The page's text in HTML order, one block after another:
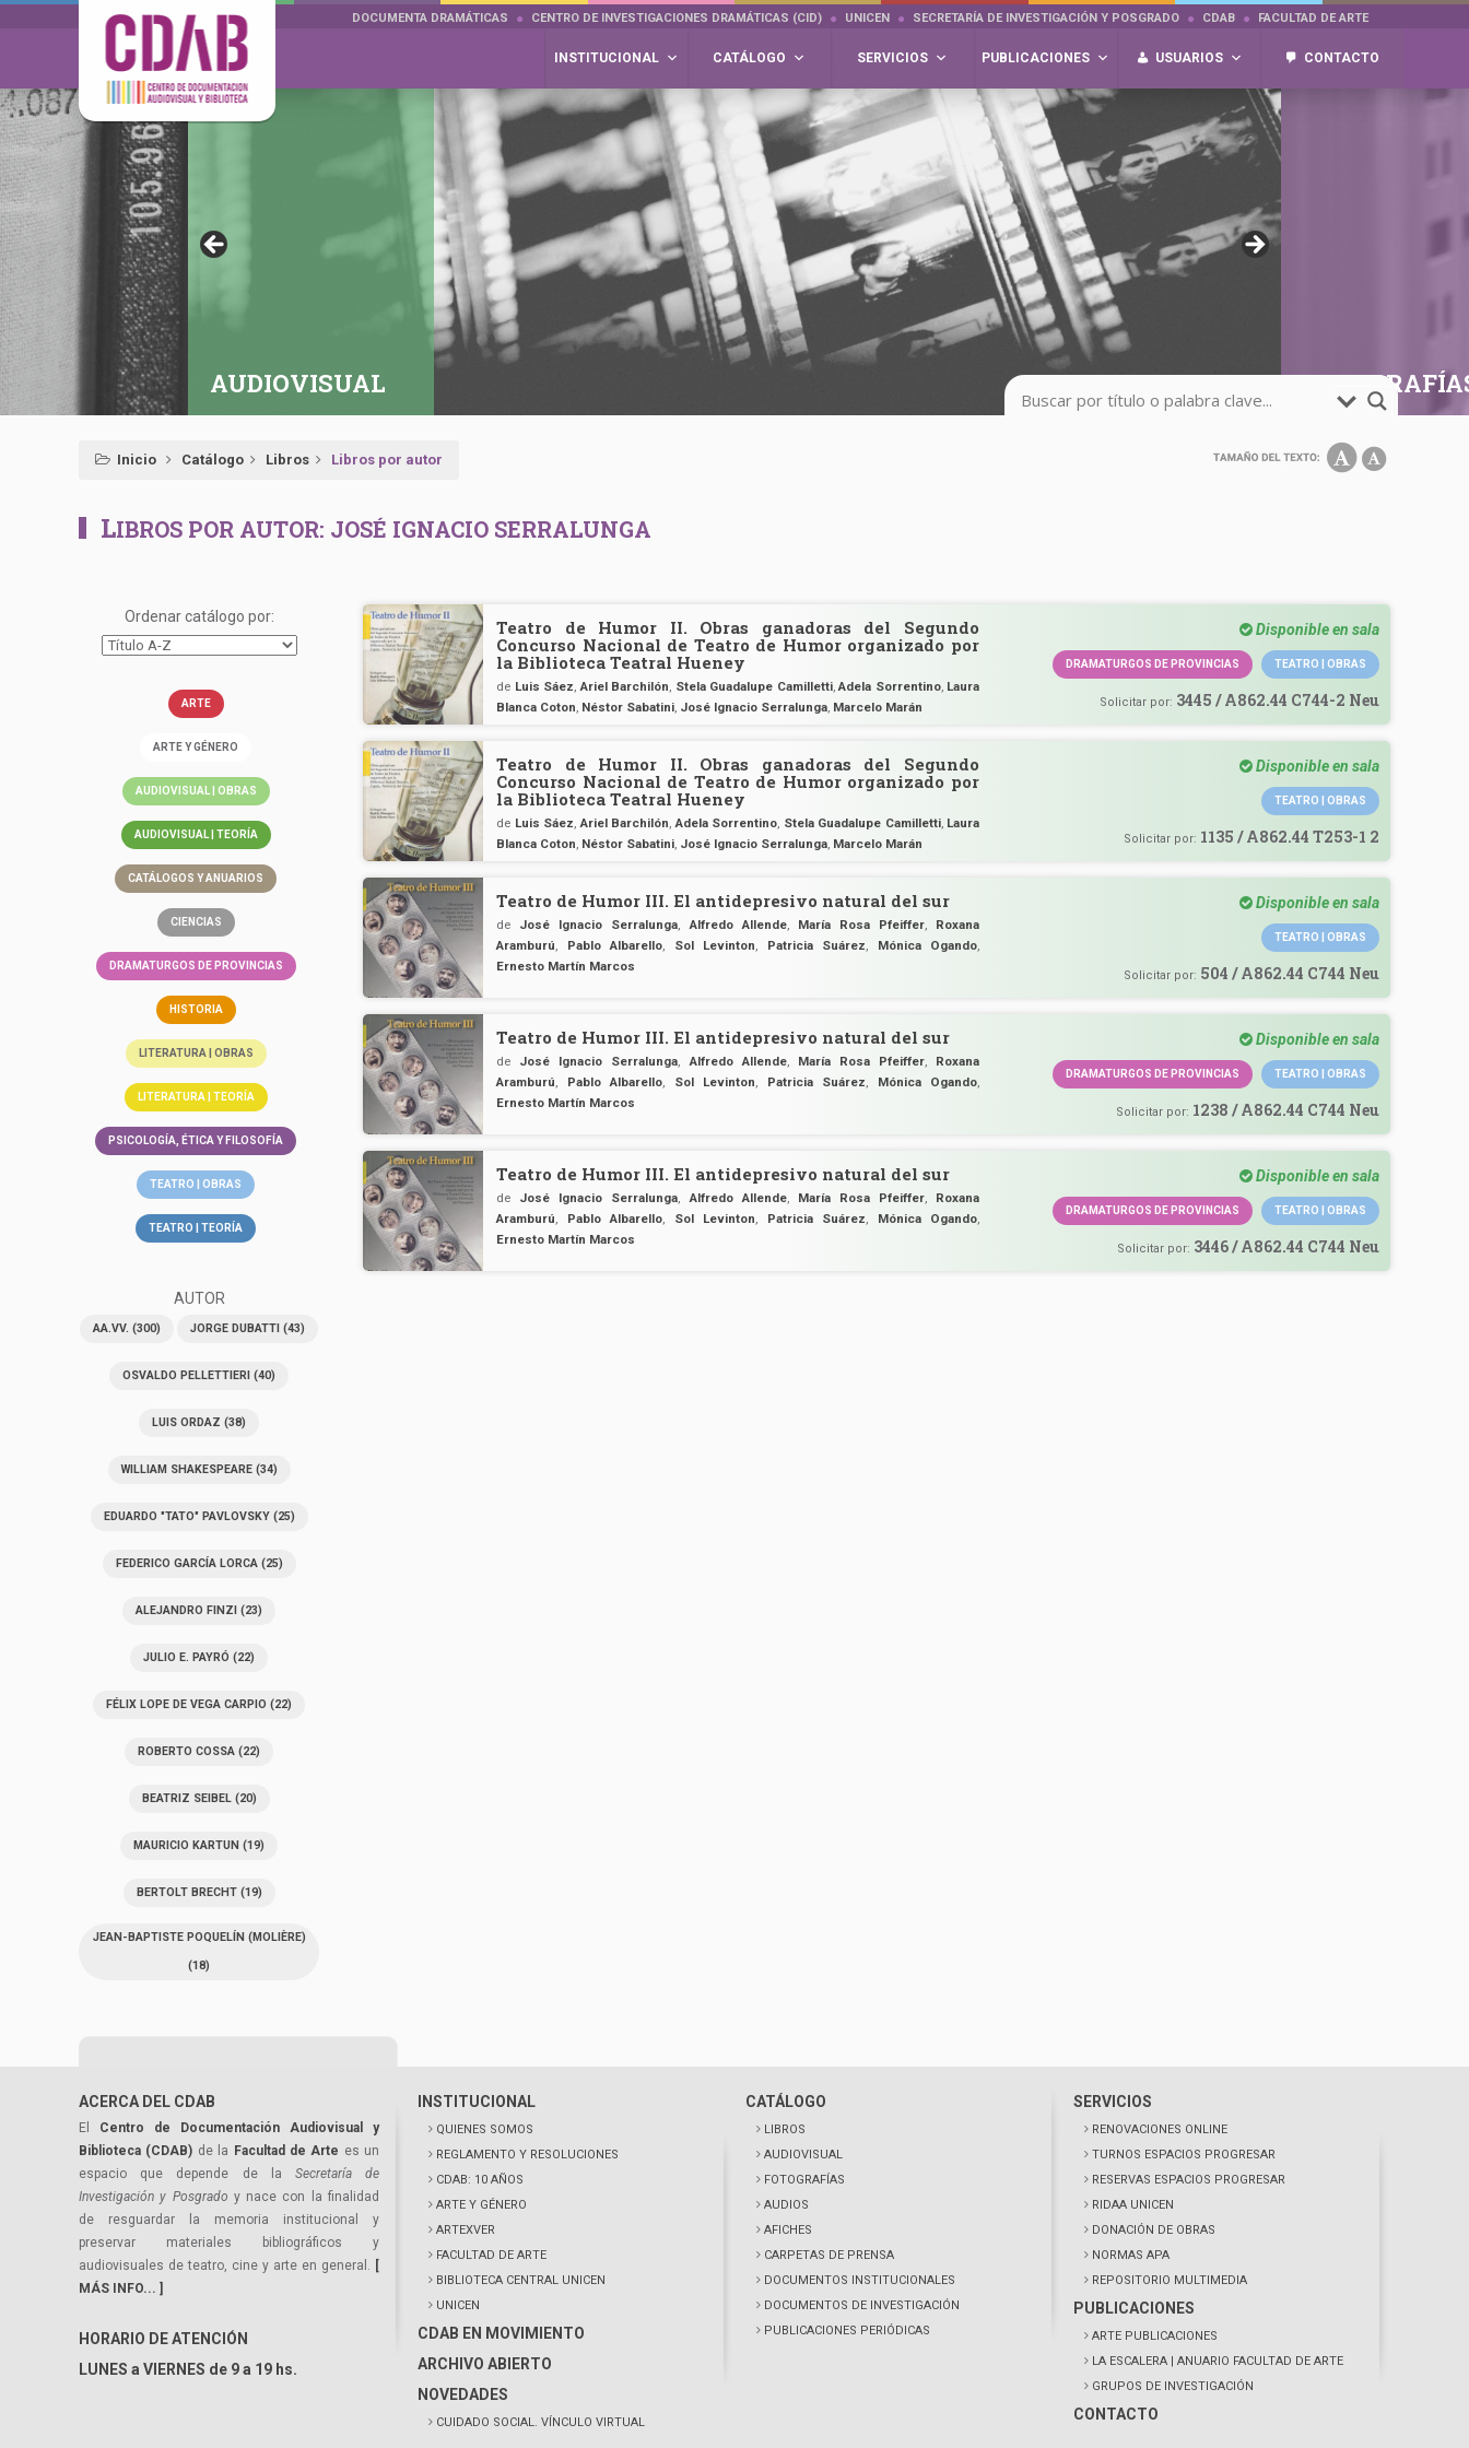
DOCUMENTA DRAMÁTICAS CENTRO DE INVESTIGACIONES DRAMÁTICAS (CID) UNICEN SECRETARÍA DE INVESTIGACIÓN Y POSGRADO CDAB FACULTAD DE ARTE
INSTITUCIONAL CATÁLOGO SERVICIOS PUBLICACIONES USUARIOS CONTACTO
AUDIOVISUAL
Inicio Catálogo Libros Libros por autor
LIBROS POR AUTOR: JOSÉ IGNACIO SERRALUNGA
Ordenar catálogo por:
ARTE
ARTE Y GÉNERO
AUDIOVISUAL | OBRAS
AUDIOVISUAL | TEORÍA
CATÁLOGOS Y ANUARIOS
CIENCIAS
DRAMATURGOS DE PROVINCIAS
HISTORIA
LITERATURA | OBRAS
LITERATURA | TEORÍA
PSICOLOGÍA, ÉTICA Y FILOSOFÍA
TEATRO | OBRAS
TEATRO | TEORÍA
AUTOR
AA.VV. (300) JORGE DUBATTI (43)
OSVALDO PELLETTIERI (40)
LUIS ORDAZ (38)
WILLIAM SHAKESPEARE(34)
EDUARDO "TATO" PAVLOVSKY(25)
FEDERICO GARCÍA LORCA(25)
ALEJANDRO FINZI (23)
JULIO E. PAYRÓ (22)
FÉLIX LOPE DE VEGA CARPIO (22)
ROBERTO COSSA (22)
BEATRIZ SEIBEL(20)
MAURICIO KARTUN (19)
BERTOLT BRECHT(19)
JEAN-BAPTISTE POQUELÍN (MOLIÈRE)
(18)
Teatro de Humor II. Obras ganadoras del Segundo
Concurso Nacional de Teatro de Humor organizado por
la Biblioteca Teatral Hueney
de Luis Sáez,Ariel Barchilón, Stela Guadalupe Camilletti,Adela Sorrentino, Laura
Blanca Coton, Néstor Sabatini, José Ignacio Serralunga, Marcelo Marán
Disponible en sala
DRAMATURGOS DE PROVINCIAS TEATRO | OBRAS
Solicitar por: 3445 / A862.44 C744-2 Neu
Teatro de Humor II. Obras ganadoras del Segundo
Concurso Nacional de Teatro de Humor organizado por
la Biblioteca Teatral Hueney
de Luis Sáez,Ariel Barchilón,Adela Sorrentino, Stela Guadalupe Camilletti, Laura
Blanca Coton, Néstor Sabatini, José Ignacio Serralunga, Marcelo Marán
Disponible en sala
TEATRO | OBRAS
Solicitar por: 1135 / A862.44 T253-1 2
Teatro de Humor III. El antidepresivo natural del sur
de José Ignacio Serralunga,Alfredo Allende, María Rosa Pfeiffer, Roxana
Aramburú, Pablo Albarello, Sol Levinton, Patricia Suárez, Mónica Ogando,
Ernesto Martín Marcos
Disponible en sala
TEATRO | OBRAS
Solicitar por: 504 / A862.44 C744 Neu
Teatro de Humor III. El antidepresivo natural del sur
de José Ignacio Serralunga,Alfredo Allende, María Rosa Pfeiffer, Roxana
Aramburú, Pablo Albarello, Sol Levinton, Patricia Suárez, Mónica Ogando,
Ernesto Martín Marcos
Disponible en sala
DRAMATURGOS DE PROVINCIAS TEATRO | OBRAS
Solicitar por: 1238 / A862.44 C744 Neu
Teatro de Humor III. El antidepresivo natural del sur
de José Ignacio Serralunga,Alfredo Allende, María Rosa Pfeiffer, Roxana
Aramburú, Pablo Albarello, Sol Levinton, Patricia Suárez, Mónica Ogando,
Ernesto Martín Marcos
Disponible en sala
DRAMATURGOS DE PROVINCIAS TEATRO | OBRAS
Solicitar por: 3446 / A862.44 C744 Neu
ACERCA DEL CDAB
El Centro de Documentación Audiovisual y
Biblioteca (CDAB) de la Facultad de Arte es un
espacio que depende de la Secretaría de
Investigación y Posgrado y nace con la finalidad
de resguardar la memoria institucional y
preservar materiales bibliográficos y
audiovisuales de teatro, cine y arte en general. [
MÁS INFO... ]
HORARIO DE ATENCIÓN
LUNES a VIERNES de 9 a 19 hs.
INSTITUCIONAL
QUIENES SOMOS
REGLAMENTO Y RESOLUCIONES
CDAB: 10 AÑOS
ARTE Y GÉNERO
ARTEXVER
FACULTAD DE ARTE
BIBLIOTECA CENTRAL UNICEN
UNICEN
CDAB EN MOVIMIENTO
ARCHIVO ABIERTO
NOVEDADES
CUIDADO SOCIAL. VÍNCULO VIRTUAL
CATÁLOGO
LIBROS
AUDIOVISUAL
FOTOGRAFÍAS
AUDIOS
AFICHES
CARPETAS DE PRENSA
DOCUMENTOS INSTITUCIONALES
DOCUMENTOS DE INVESTIGACIÓN
PUBLICACIONES PERIÓDICAS
SERVICIOS
RENOVACIONES ONLINE
TURNOS ESPACIOS PROGRESAR
RESERVAS ESPACIOS PROGRESAR
RIDAA UNICEN
DONACIÓN DE OBRAS
NORMAS APA
REPOSITORIO MULTIMEDIA
PUBLICACIONES
ARTE PUBLICACIONES
LA ESCALERA | ANUARIO FACULTAD DE ARTE
GRUPOS DE INVESTIGACIÓN
CONTACTO